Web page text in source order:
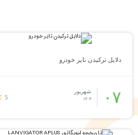
دلایل ترکیدن تایر خودرو
۰۷ شهریور
۱۴۰۳ 5